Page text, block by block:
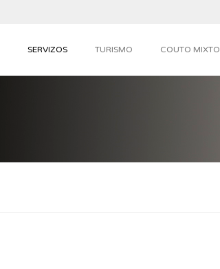
SERVIZOS TURISMO COUTO MIXTO